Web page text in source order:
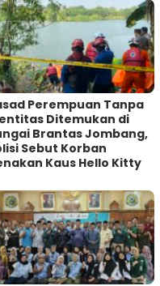
Perempuan Tanpa
Ditemukan di
Brantas Jombang,
Sebut Korban
Kaus Hello Kitty